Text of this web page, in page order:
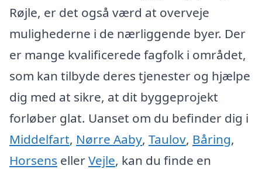
Røjle, er det også værd at overveje
mulighederne i de nærliggende byer. Der
er mange kvalificerede fagfolk i området,
som kan tilbyde deres tjenester og hjælpe
dig med at sikre, at dit byggeprojekt
forløber glat. Uanset om du befinder dig i
Middelfart, Nørre Aaby, Taulov, Båring,
Horsens ellerVejle, kan du finde en